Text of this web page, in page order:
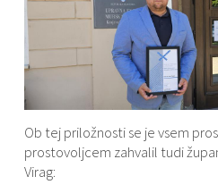
Ob tej priložnosti se je vsem
prostovoljcem zahvalil tudi
Virag: